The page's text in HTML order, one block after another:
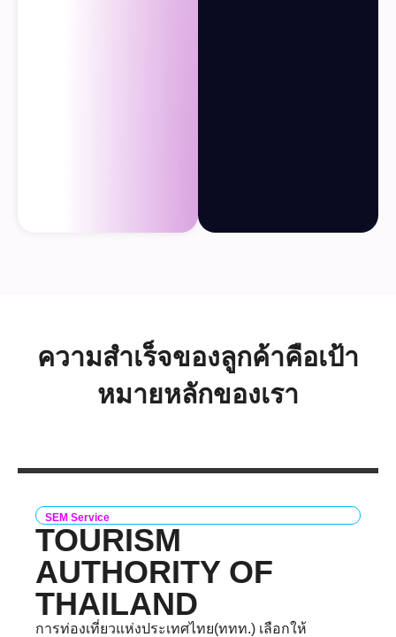
ความสำเร็จของลูกค้าคือเป้า
หมายหลักของเรา
SEM Service
TOURISM
AUTHORITY OF
THAILAND
การท่องเที่ยวแห่งประเทศไทย(ททท.) เลือกให้